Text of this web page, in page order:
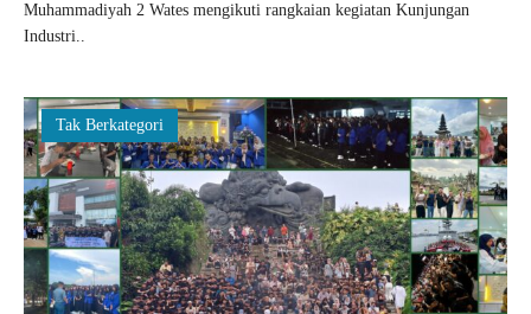
Muhammadiyah 2 Wates mengikuti rangkaian kegiatan Kunjungan
Industri..
Tak Berkategori